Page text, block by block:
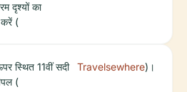
दृश्यों का
(
स्थित 11वीं सदी
(
Travelsewhere)।